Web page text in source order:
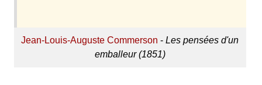
Jean-Louis-Auguste Commerson -Les pensées d'un
emballeur (1851)